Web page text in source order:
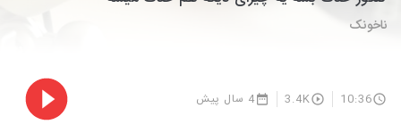
ناخونک
10:36
3.4K 4 سال پیش